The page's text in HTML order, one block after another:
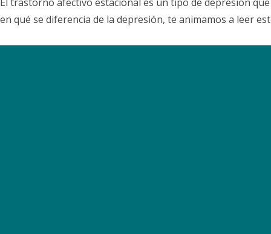
en qué se diferencia de la depresión, te animamos a leer